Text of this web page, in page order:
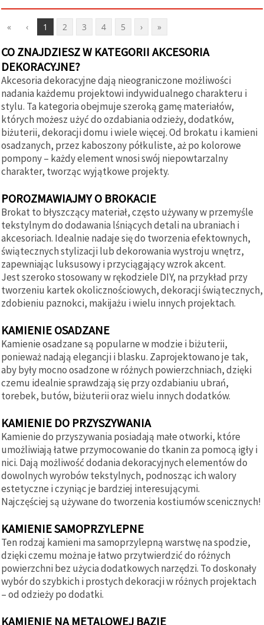
« ‹ 1 2 3 4 5 › »
CO ZNAJDZIESZ W KATEGORII AKCESORIA
DEKORACYJNE?
Akcesoria dekoracyjne dają nieograniczone możliwości
nadania każdemu projektowi indywidualnego charakteru i
stylu. Ta kategoria obejmuje szeroką gamę materiałów,
których możesz użyć do ozdabiania odzieży, dodatków,
biżuterii, dekoracji domu i wiele więcej. Od brokatu i kamieni
osadzanych, przez kaboszony półkuliste, aż po kolorowe
pompony – każdy element wnosi swój niepowtarzalny
charakter, tworząc wyjątkowe projekty.
POROZMAWIAJMY O BROKACIE
Brokat to błyszczący materiał, często używany w przemyśle
tekstylnym do dodawania lśniących detali na ubraniach i
akcesoriach. Idealnie nadaje się do tworzenia efektownych,
świątecznych stylizacji lub dekorowania wystroju wnętrz,
zapewniając luksusowy i przyciągający wzrok akcent.
Jest szeroko stosowany w rękodziele DIY, na przykład przy
tworzeniu kartek okolicznościowych, dekoracji świątecznych,
zdobieniu paznokci, makijażu i wielu innych projektach.
KAMIENIE OSADZANE
Kamienie osadzane są popularne w modzie i biżuterii,
ponieważ nadają elegancji i blasku. Zaprojektowano je tak,
aby były mocno osadzone w różnych powierzchniach, dzięki
czemu idealnie sprawdzają się przy ozdabianiu ubrań,
torebek, butów, biżuterii oraz wielu innych dodatków.
KAMIENIE DO PRZYSZYWANIA
Kamienie do przyszywania posiadają małe otworki, które
umożliwiają łatwe przymocowanie do tkanin za pomocą igły i
nici. Dają możliwość dodania dekoracyjnych elementów do
dowolnych wyrobów tekstylnych, podnosząc ich walory
estetyczne i czyniąc je bardziej interesującymi.
Najczęściej są używane do tworzenia kostiumów scenicznych!
KAMIENIE SAMOPRZYLEPNE
Ten rodzaj kamieni ma samoprzylepną warstwę na spodzie,
dzięki czemu można je łatwo przytwierdzić do różnych
powierzchni bez użycia dodatkowych narzędzi. To doskonały
wybór do szybkich i prostych dekoracji w różnych projektach
– od odzieży po dodatki.
KAMIENIE NA METALOWEJ BAZIE